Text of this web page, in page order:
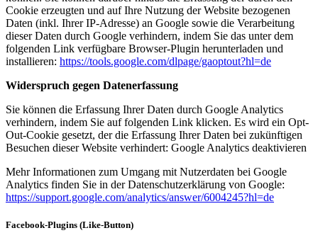
Cookie erzeugten und auf Ihre Nutzung der Website bezogenen
Daten (inkl. Ihrer IP-Adresse) an Google sowie die Verarbeitung
dieser Daten durch Google verhindern, indem Sie das unter dem
folgenden Link verfügbare Browser-Plugin herunterladen und
installieren: https://tools.google.com/dlpage/gaoptout?hl=de
Widerspruch gegen Datenerfassung
Sie können die Erfassung Ihrer Daten durch Google Analytics
verhindern, indem Sie auf folgenden Link klicken. Es wird ein Opt-
Out-Cookie gesetzt, der die Erfassung Ihrer Daten bei zukünftigen
Besuchen dieser Website verhindert: Google Analytics deaktivieren
Mehr Informationen zum Umgang mit Nutzerdaten bei Google
Analytics finden Sie in der Datenschutzerklärung von Google:
https://support.google.com/analytics/answer/6004245?hl=de
Facebook-Plugins (Like-Button)